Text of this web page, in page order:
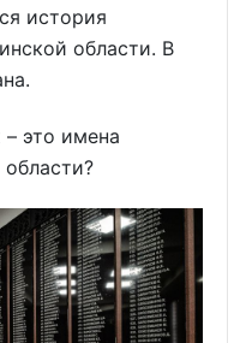
история
области. В
– это имена